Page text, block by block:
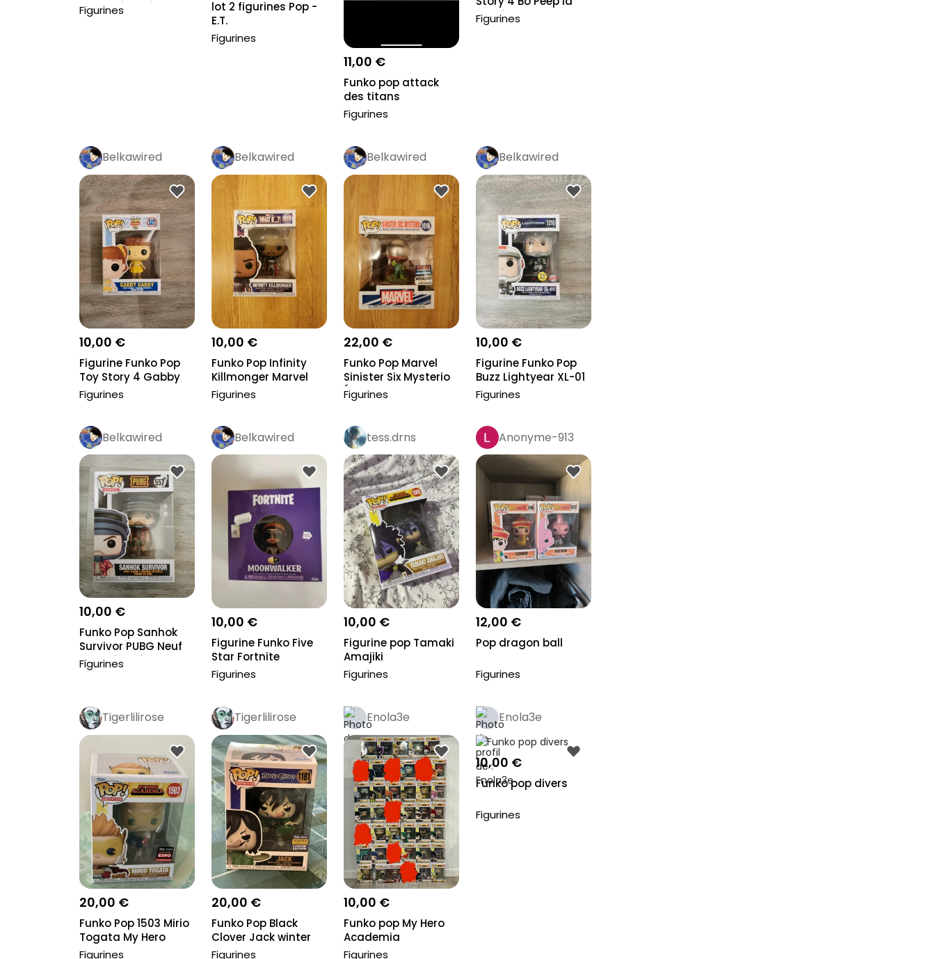
1023 spécial éditio...
Figurines
lot 2 figurines Pop -
E.T.
Figurines
11,00 €
Funko pop attack
des titans
Figurines
bergère Neu...
Figurines
Belkawired
10,00 €
Figurine Funko Pop
Toy Story 4 Gabby
Gabby Neuve N...
Figurines
Belkawired
10,00 €
Funko Pop Infinity
Killmonger Marvel
What if Neuf...
Figurines
Belkawired
22,00 €
Funko Pop Marvel
Sinister Six Mysterio
Édition Ama...
Figurines
Belkawired
10,00 €
Figurine Funko Pop
Buzz Lightyear XL-01
Glow in th...
Figurines
Belkawired
10,00 €
Funko Pop Sanhok
Survivor PUBG Neuf
Non Déballé
Figurines
Belkawired
10,00 €
Figurine Funko Five
Star Fortnite
Moonwalker Neuf...
Figurines
tess.drns
10,00 €
Figurine pop Tamaki
Amajiki
Figurines
Anonyme-913
12,00 €
Pop dragon ball
Figurines
Tigerlilirose
20,00 €
Funko Pop 1503 Mirio
Togata My Hero
Academia
Figurines
Tigerlilirose
20,00 €
Funko Pop Black
Clover Jack winter
convention 2022
Figurines
Enola3e
10,00 €
Funko pop My Hero
Academia
Figurines
Enola3e
10,00 €
Funko pop divers
Figurines